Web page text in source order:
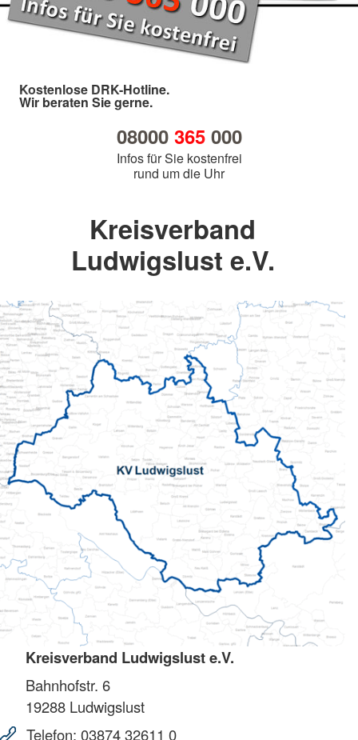
Kostenlose DRK-Hotline.
Wir beraten Sie gerne.
08000 365000
Infos für Sie kostenfrei
rund um die Uhr
Kreisverband
Ludwigslust e.V.
Kreisverband Ludwigslust e.V.
Bahnhofstr. 6
19288 Ludwigslust
Telefon: 03874 32611 0